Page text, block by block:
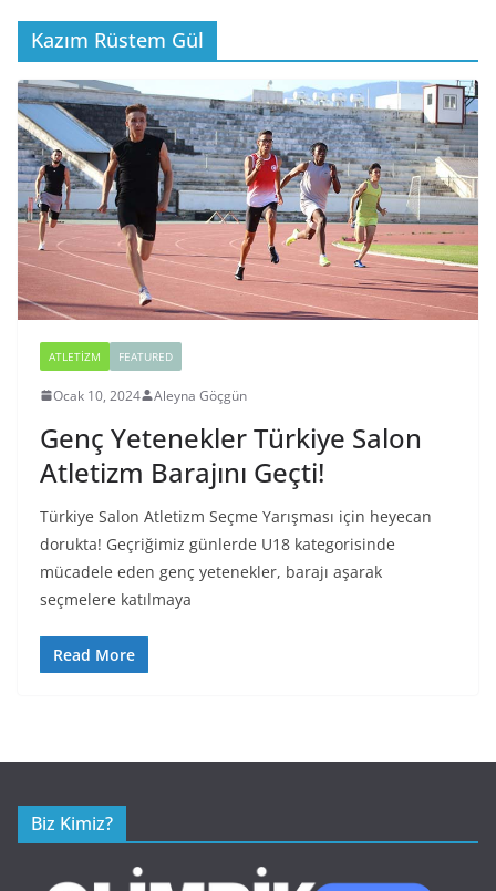
Kazım Rüstem Gül
ATLETIZM FEATURED
Ocak 10, 2024 Aleyna Göçgün
Genç Yetenekler Türkiye Salon
Atletizm Barajını Geçti!
Türkiye Salon Atletizm Seçme Yarışması için heyecan
dorukta! Geçriğimiz günlerde U18 kategorisinde
mücadele eden genç yetenekler, barajı aşarak
seçmelere katılmaya
Read More
Biz Kimiz?